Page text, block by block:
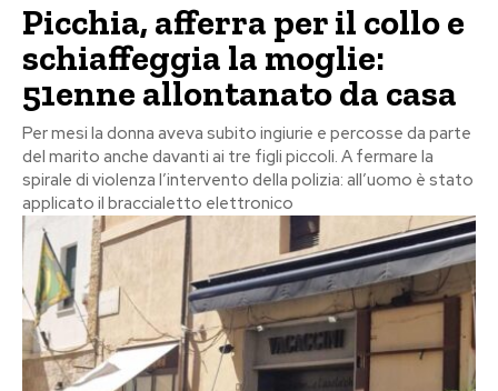
Picchia, afferra per il collo e
schiaffeggia la moglie:
51enne allontanato da casa
Per mesi la donna aveva subito ingiurie e percosse da parte
del marito anche davanti ai tre figli piccoli. A fermare la
spirale di violenza l’intervento della polizia: all’uomo è stato
applicato il braccialetto elettronico